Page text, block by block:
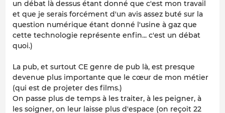
un débat là dessus étant donné que c'est mon travail
et que je serais forcément d'un avis assez buté sur la
question numérique étant donné l'usine à gaz que
cette technologie représente enfin... c'est un débat
quoi.)
La pub, et surtout CE genre de pub là, est presque
devenue plus importante que le cœur de mon métier
(qui est de projeter des films.)
On passe plus de temps à les traiter, à les peigner, à
les soigner, on leur laisse plus d'espace (on reçoit 22